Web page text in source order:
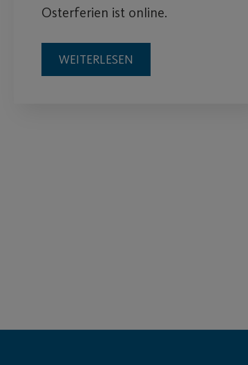
Osterferien ist online.
WEITERLESEN